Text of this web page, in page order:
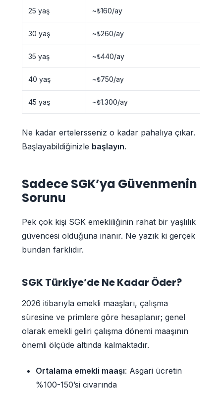
25 yaş ~₺160/ay
30 yaş ~₺260/ay
35 yaş ~₺440/ay
40 yaş ~₺750/ay
45 yaş ~₺1.300/ay
Ne kadar ertelersseniz o kadar pahalıya çıkar.
Başlayabildiğinizle başlayın.
Sadece SGK’ya Güvenmenin
Sorunu
Pek çok kişi SGK emekliliğinin rahat bir yaşlılık
güvencesi olduğuna inanır. Ne yazık ki gerçek
bundan farklıdır.
SGK Türkiye’de Ne Kadar Öder?
2026 itibarıyla emekli maaşları, çalışma
süresine ve primlere göre hesaplanır; genel
olarak emekli geliri çalışma dönemi maaşının
önemli ölçüde altında kalmaktadır.
Ortalama emekli maaşı: Asgari ücretin
%100-150’si civarında